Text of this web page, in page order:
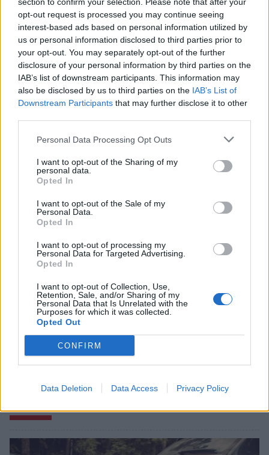
opt-out request is processed you may continue seeing
interest-based ads based on personal information utilized by
us or personal information disclosed to third parties prior to
your opt-out. You may separately opt-out of the further
disclosure of your personal information by third parties on the
IAB’s list of downstream participants. This information may
also be disclosed by us to third parties on the IAB’s List of
Downstream Participants that may further disclose it to other
Personal Data Processing Opt Outs
I want to opt-out of the Sharing of my
personal data.
Opted In
I want to opt-out of the Sale of my
Personal Data.
Opted In
I want to opt-out of processing my
Personal Data for Targeted Advertising.
Opted In
I want to opt-out of Collection, Use,
Retention, Sale, and/or Sharing of my
Personal Data that Is Unrelated with the
Purposes for which it was collected.
Opted Out
CONFIRM
Data Deletion Data Access Privacy Policy